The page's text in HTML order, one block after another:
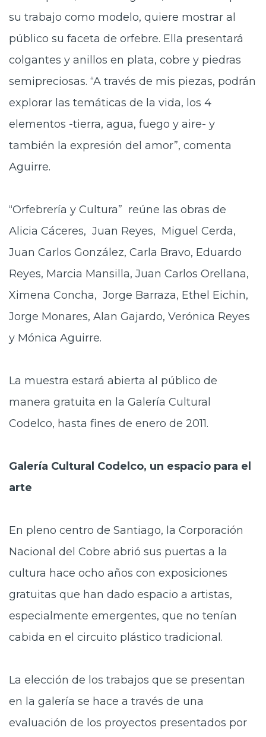
su trabajo como modelo, quiere mostrar al
público su faceta de orfebre. Ella presentará
colgantes y anillos en plata, cobre y piedras
semipreciosas. “A través de mis piezas, podrán
explorar las temáticas de la vida, los 4
elementos -tierra, agua, fuego y aire- y
también la expresión del amor”, comenta
Aguirre.
“Orfebrería y Cultura” reúne las obras de
Alicia Cáceres, Juan Reyes, Miguel Cerda,
Juan Carlos González, Carla Bravo, Eduardo
Reyes, Marcia Mansilla, Juan Carlos Orellana,
Ximena Concha, Jorge Barraza, Ethel Eichin,
Jorge Monares, Alan Gajardo, Verónica Reyes
y Mónica Aguirre.
La muestra estará abierta al público de
manera gratuita en la Galería Cultural
Codelco, hasta fines de enero de 2011.
Galería Cultural Codelco, un espacio para el
arte
En pleno centro de Santiago, la Corporación
Nacional del Cobre abrió sus puertas a la
cultura hace ocho años con exposiciones
gratuitas que han dado espacio a artistas,
especialmente emergentes, que no tenían
cabida en el circuito plástico tradicional.
La elección de los trabajos que se presentan
en la galería se hace a través de una
evaluación de los proyectos presentados por